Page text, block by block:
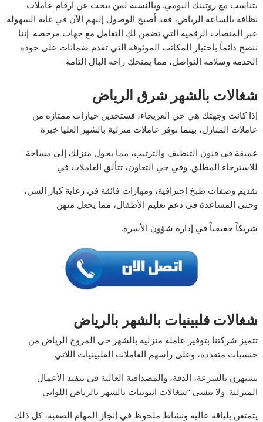
يتناسب مع روتينك اليومي. وبالنسبة لمن يبحث عن ارقام عاملات
نظافة بالساعة الرياض، فقد أصبح الوصول إليهم الآن في غاية السهولة
عبر المنصات الرقمية التي تضمن لكِ التعامل مع جهات مرخصة. إننا
ننصح دائماً باختيار المكاتب الموثوقة التي تقدم ضمانات على جودة
الخدمة وسلامة التواصل، مما يمنحكِ راحة البال التامة.
شغالات بالشهر شرق الرياض
إذا كانت وجهتك هي حي العريجاء، فستجدين خيارات ممتازة من
عاملات المنازل، بينما توفر عاملات منزلية بالشهر العليا خبرة
عميقة في فنون التنظيف والترتيب، مما يحول منزلك إلى مساحة
للاسترخاء المطلق. وفي حي التعاون، تتألق العاملات في
تقديم وصفات طبخ احترافية، ومهارات فائقة في رعاية كبار السن،
وحتى المساعدة في دعم تعليم الأطفال، مما يجعل منهن
شريكاً حقيقياً في إدارة شؤون الأسرة.
شغالات فلبينيات بالشهر بالرياض
تتميز شركتنا بتوفير عاملة منزلية بالشهر حى المروج الرياض من
جنسيات متعددة، وعلى رأسهم العاملات الفلبينيات اللاتي
يشتهرن بالسرعة، الدقة، والمصداقية العالية في تنفيذ الأعمال
المنزلية. ولا ننسى “شغالات اثيوبيات بالشهر بالرياض اللواتي
يتمتعن بلياقة عالية ونشاط ملحوظ في إنجاز المهام الصعبة، كل ذلك